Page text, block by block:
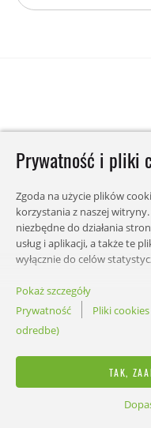
STRONY
ZAGADNIENIA
Prywatność i pliki
Zgoda na użycie plików
korzystania z naszej
niezbędne do działania
usług i aplikacji, a także te
wyłącznie do celów
wyświetlania
na które chcesz zezwolić, i
danych. W każdej chwili
ustawień.
Pokaż szczegóły
Prywatność
Pliki cookies
odredbe)
TAK,